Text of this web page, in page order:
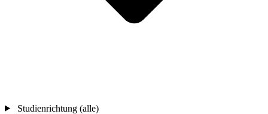
Studienrichtung (alle)